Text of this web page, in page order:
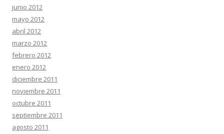
junio 2012
mayo 2012
abril 2012
marzo 2012
febrero 2012
enero 2012
diciembre 2011
noviembre 2011
octubre 2011
septiembre 2011
agosto 2011